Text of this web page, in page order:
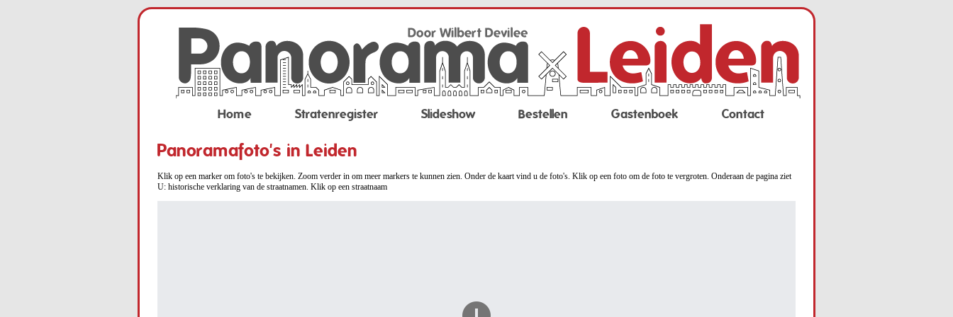
Home Stratenregister Slideshow Bestellen Gastenboek Contact
Panoramafoto's in Leiden
Klik op een marker om foto's te bekijken. Zoom verder in om meer markers te kunnen zien. Onder de kaart vind u de foto's. Klik op een foto om de foto te vergroten. Onderaan de pagina ziet
U: historische verklaring van de straatnamen. Klik op een straatnaam